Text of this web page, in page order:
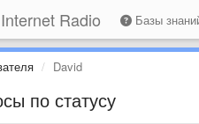
Radio Базы
David
по статусу